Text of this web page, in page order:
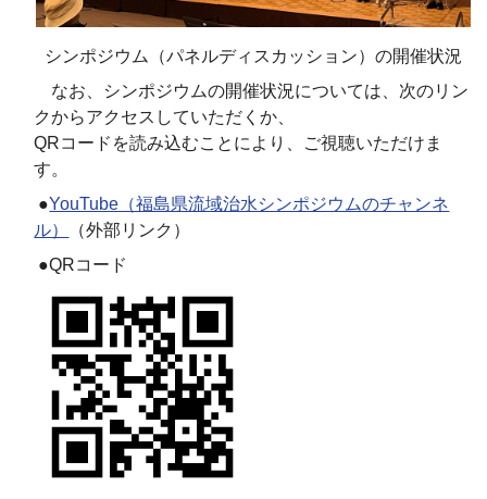
シンポジウム（パネルディスカッション）の開催状況
なお、シンポジウムの開催状況については、次のリン
クからアクセスしていただくか、
QRコードを読み込むことにより、ご視聴いただけま
す。
●YouTube（福島県流域治水シンポジウムのチャンネ
ル）
（外部リンク）
●QRコード